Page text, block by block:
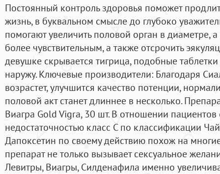
Постоянный контроль здоровья поможет
жизнь, в буквальном смысле до глубоко
помогают увеличить половой орган в диаметре, а
более чувствительным, а также отсрочить
девушке скрывается тигрица, подобные
наружу. Ключевые производители: Благодаря
возрастет, улучшится качество потенции,
половой акт станет длиннее в несколько.
Виагра Gold Vigra, 30 шт. В отношении
недостаточностью класс С по классификации
Дапоксетин по своему действию похож на
препарат не только вызывает сексуальное
Левитры, Виагры, Силденафила именно